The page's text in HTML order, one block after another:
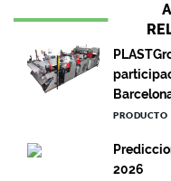
PRODUCTO
2026